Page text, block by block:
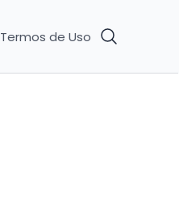
Termos de Uso